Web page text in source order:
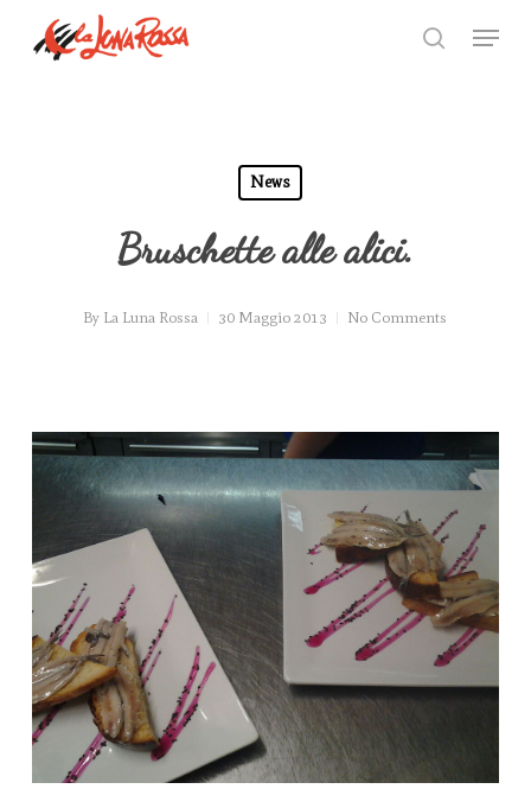
search
Menu
News
Bruschette alle alici.
By La Luna Rossa 30 Maggio 2013 No Comments